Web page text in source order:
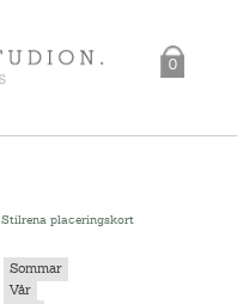
0
Stilrena placeringskort
Sommar
Vår